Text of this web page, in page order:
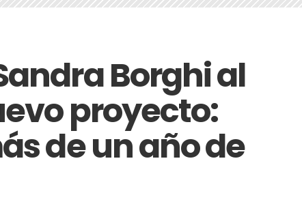
Borghi al
proyecto:
de un año de